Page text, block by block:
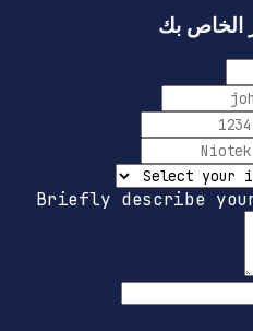
الخاص بك
Briefly describe